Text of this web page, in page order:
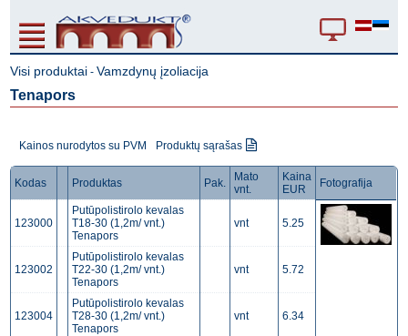
Visi produktai -Vamzdynų įzoliacija
Tenapors
Kainos nurodytos su PVM Produktų sąrašas
Kodas Produktas Pak.
Mato
vnt.
Kaina
EUR
Fotografija
123000
Putūpolistirolo kevalas
T18-30 (1,2m/ vnt.)
Tenapors
vnt 5.25
123002
Putūpolistirolo kevalas
T22-30 (1,2m/ vnt.)
Tenapors
vnt 5.72
123004
Putūpolistirolo kevalas
T28-30 (1,2m/ vnt.)
Tenapors
vnt 6.34